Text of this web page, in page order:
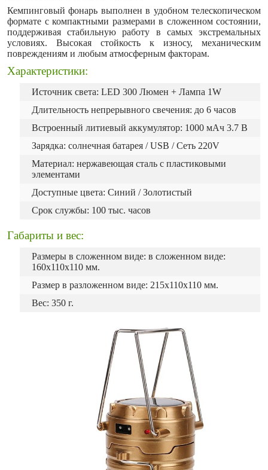
Кемпинговый фонарь выполнен в удобном телескопическом
формате с компактными размерами в сложенном состоянии,
поддерживая стабильную работу в самых экстремальных
условиях. Высокая стойкость к износу, механическим
повреждениям и любым атмосферным факторам.
Характеристики:
Источник света: LED 300 Люмен + Лампа 1W
Длительность непрерывного свечения: до 6 часов
Встроенный литиевый аккумулятор: 1000 мАч 3.7 В
Зарядка: солнечная батарея / USB / Сеть 220V
Материал: нержавеющая сталь с пластиковыми
элементами
Доступные цвета: Синий / Золотистый
Срок службы: 100 тыс. часов
Габариты и вес:
Размеры в сложенном виде: в сложенном виде:
160х110х110 мм.
Размер в разложенном виде: 215х110x110 мм.
Вес: 350 г.